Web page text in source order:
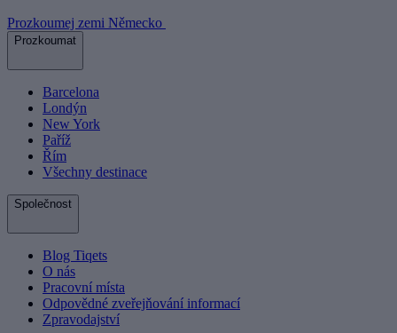
Prozkoumej zemi Německo
Prozkoumat
Barcelona
Londýn
New York
Paříž
Řím
Všechny destinace
Společnost
Blog Tiqets
O nás
Pracovní místa
Odpovědné zveřejňování informací
Zpravodajství